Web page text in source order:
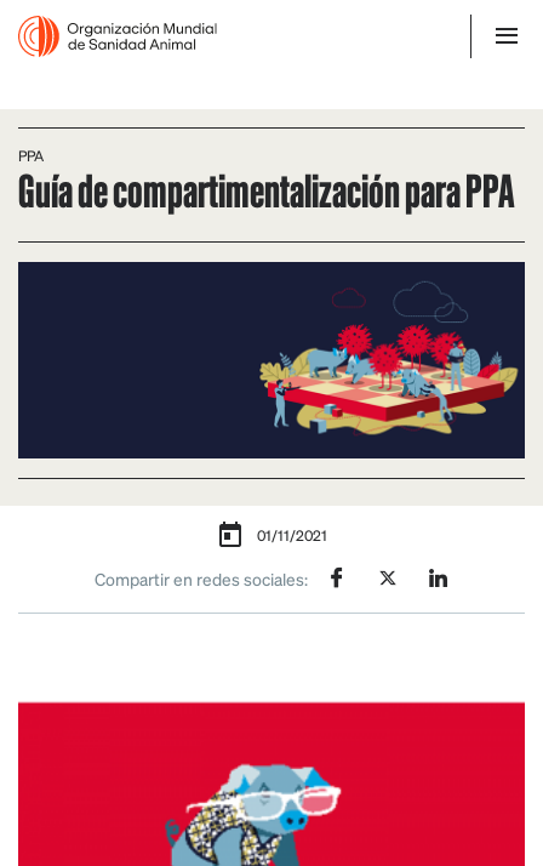
PPA
Guía de compartimentalización para PPA
01/11/2021
Compartir en redes sociales: